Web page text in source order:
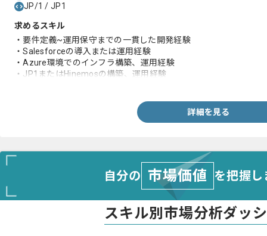
JP/1 / JP1
求めるスキル
・要件定義~運用保守までの一貫した開発経験
・Salesforceの導入または運用経験
・Azure環境でのインフラ構築、運用経験
・JP1またはHinemosの構築、運用経験
詳細を見る
自分の 市場価値 を把握
スキル別市場分析ダッ